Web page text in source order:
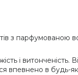
з
і витонченість.
впевнено в будь-